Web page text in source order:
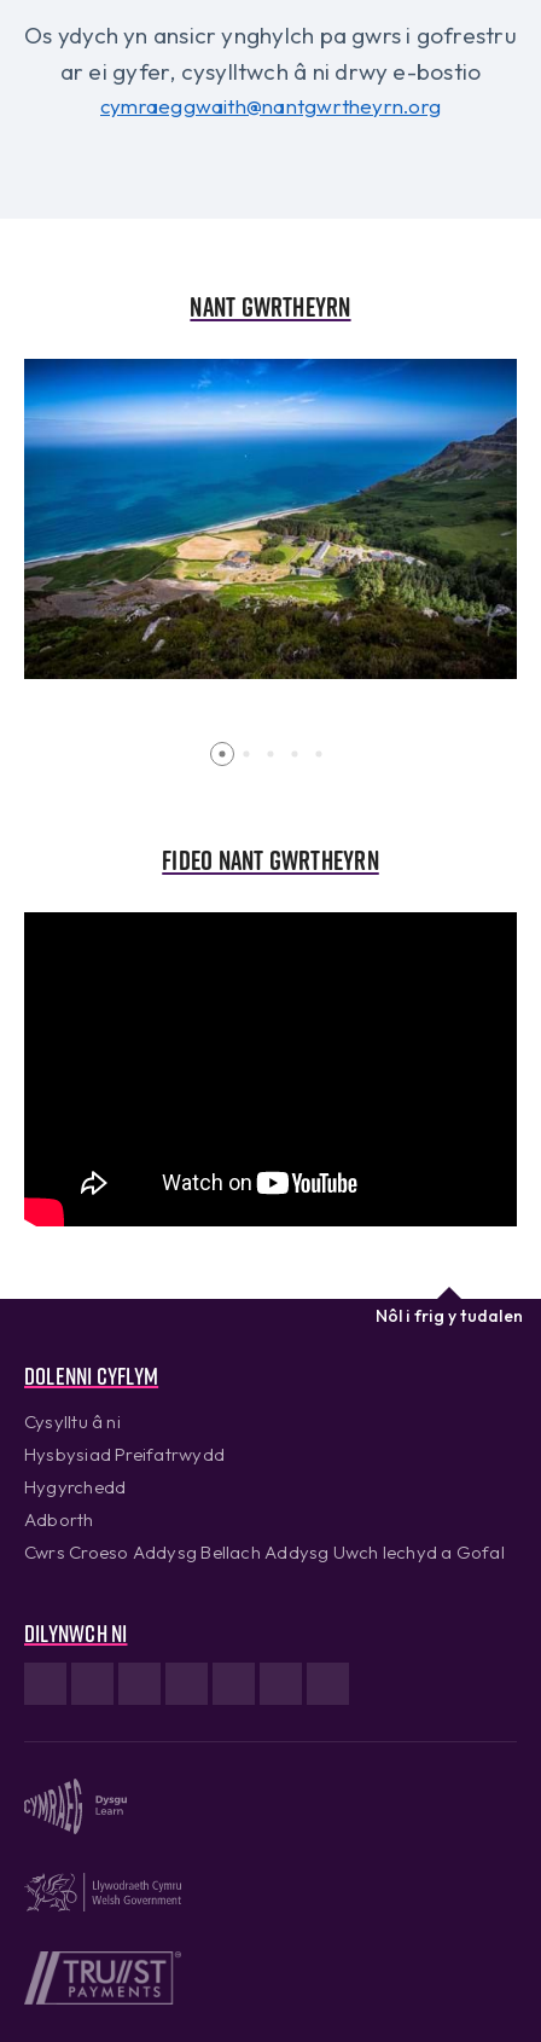
Os ydych yn ansicr ynghylch pa gwrs i gofrestru
ar ei gyfer, cysylltwch â ni drwy e-bostio
cymraeggwaith@nantgwrtheyrn.org
Nant Gwrtheyrn
Fideo Nant Gwrtheyrn
Dolenni cyflym
Cysylltu â ni
Hysbysiad Preifatrwydd
Hygyrchedd
Adborth
Cwrs Croeso Addysg Bellach Addysg Uwch Iechyd a Gofal
Dilynwch ni
Nôl i frig y tudalen